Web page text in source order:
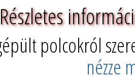
Részletes
polcokról
nézze